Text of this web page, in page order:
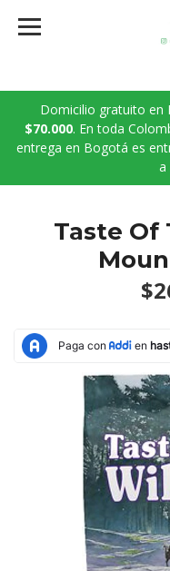
Domicilio gratuito en
$70.000. En toda
entrega en Bogotá es
a
Taste Of